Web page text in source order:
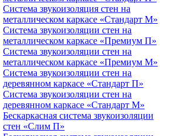
Система звукоизоляция стен на
металлическом каркасе «Стандарт М»
Система звукоизоляции стен на
металлическом каркасе «Премиум П»
Система звукоизоляции стен на
металлическом каркасе «Премиум М»
Система звукоизоляции стен на
деревянном каркасе «Стандарт П»
Система звукоизоляции стен на
деревянном каркасе «Стандарт М»
Бескаркасная система звукоизоляции
стен «Слим П»